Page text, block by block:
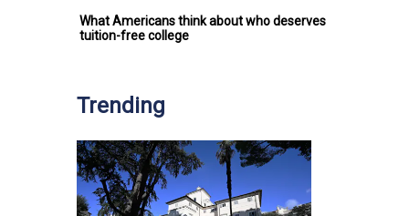
What Americans think about who deserves
tuition-free college
Trending